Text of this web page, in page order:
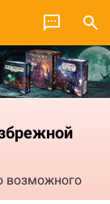
возможного